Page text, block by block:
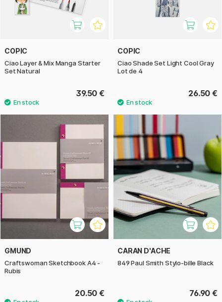
COPIC
Ciao Layer & Mix Manga Starter
Set Natural
39.50 €
COPIC
Ciao Shade Set Light Cool Gray
Lot de 4
26.50 €
GMUND
Craftswoman Sketchbook A4 -
Rubis
20.50 €
CARAN D'ACHE
849 Paul Smith Stylo-bille Black
76.90 €